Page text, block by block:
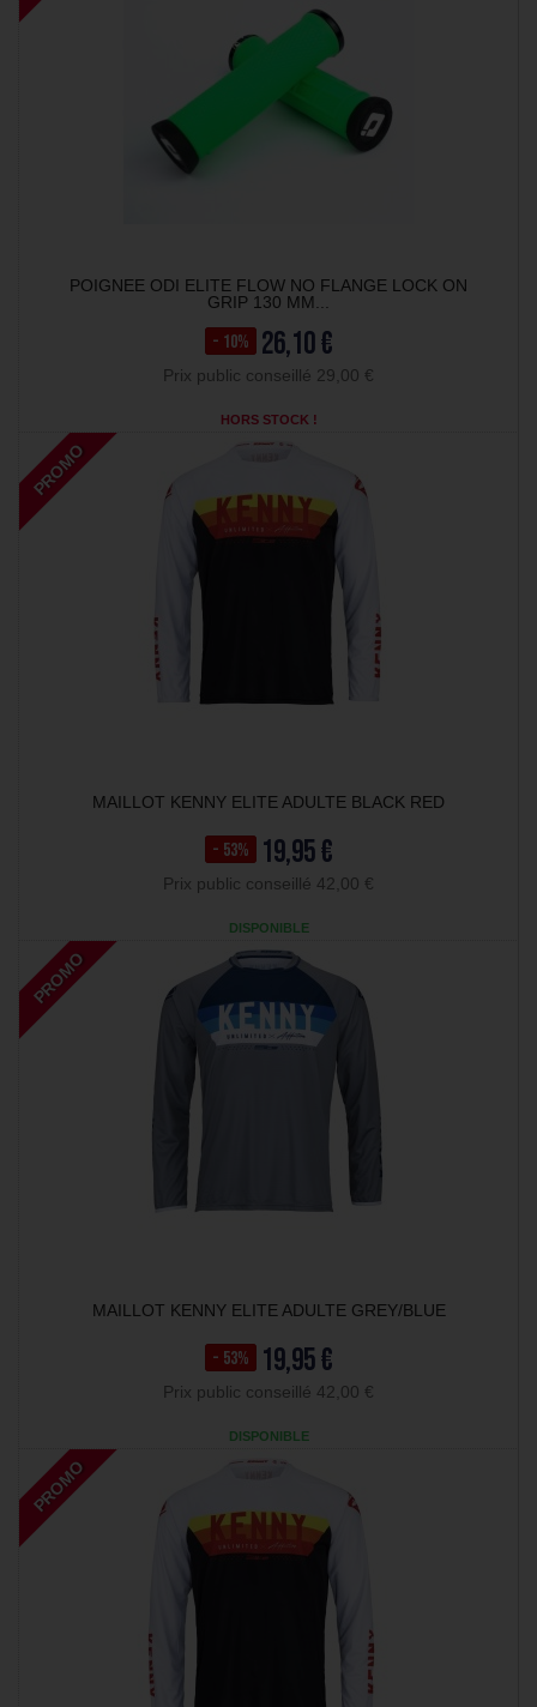
POIGNEE ODI ELITE FLOW NO FLANGE LOCK ON
GRIP 130 MM...
- 10% 26,10 €
Prix public conseillé 29,00 €
HORS STOCK !
PROMO
MAILLOT KENNY ELITE ADULTE BLACK RED
- 53% 19,95 €
Prix public conseillé 42,00 €
DISPONIBLE
PROMO
MAILLOT KENNY ELITE ADULTE GREY/BLUE
- 53% 19,95 €
Prix public conseillé 42,00 €
DISPONIBLE
PROMO